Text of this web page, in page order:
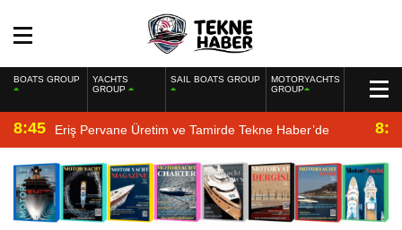
BOATS GROUP
YACHTS
GROUP
SAIL BOATS GROUP
MOTORYACHTS
GROUP
8:45 Eriş Pervane Üretim ve Tamirde Tekne Haber’de